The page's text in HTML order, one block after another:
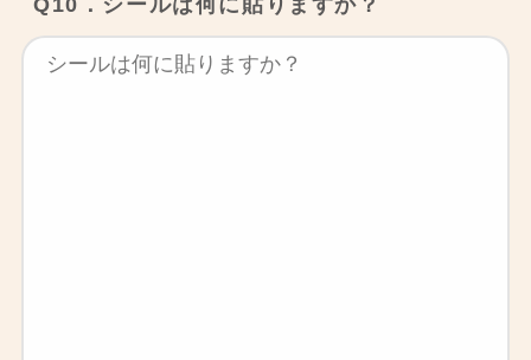
Q10．シールは何に貼りますか？